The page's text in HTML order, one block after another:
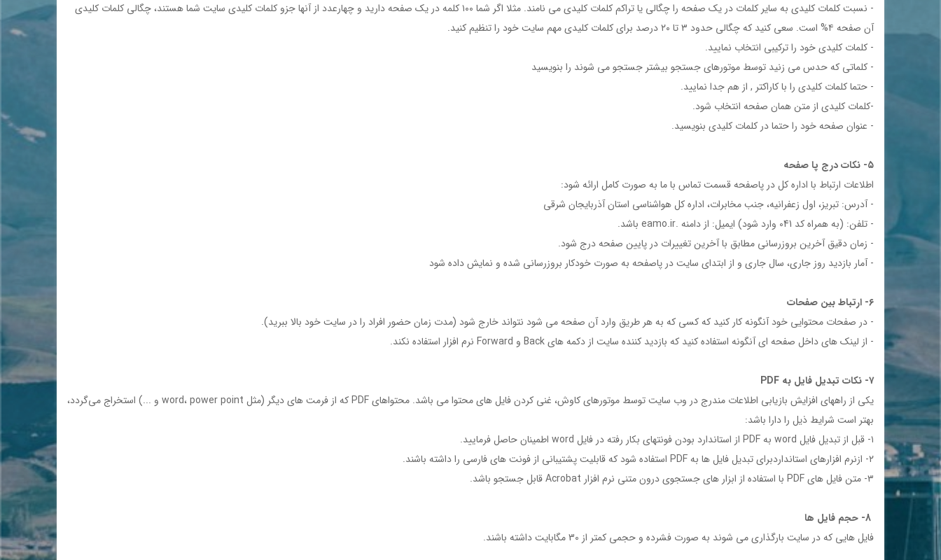
- نسبت كلمات كليدي به ساير كلمات در يك صفحه را چگالي يا تراكم كلمات كليدي مي نامند. مثلا اگر شما ۱۰۰ كلمه در يك صفحه داريد و چهارعدد از آنها جزو كلمات كليدي سايت شما هستند، چگالي كلمات كليدي
آن صفحه ۴% است. سعي كنيد كه چگالي حدود ۳ تا ۲۰ درصد براي كلمات كليدي مهم سايت خود را تنظيم كنيد.
- كلمات كليدي خود را تركيبي انتخاب نماييد.
- كلماتي كه حدس مي زنيد توسط موتورهاي جستجو بيشتر جستجو مي شوند را بنويسيد
- حتما كلمات كليدي را با كاراكتر , از هم جدا نماييد.
-كلمات كليدي از متن همان صفحه انتخاب شود.
- عنوان صفحه خود را حتما در كلمات كليدي بنويسيد.
۵- نكات درج پا صفحه
اطلاعات ارتباط با اداره کل در پاصفحه قسمت تماس با ما به صورت کامل ارائه شود:
- آدرس: تبريز، اول زعفرانيه، جنب مخابرات، اداره کل هواشناسی استان آذربايجان شرقي
- تلفن: (به همراه كد 041 وارد شود) ايميل: از دامنه .eamo.ir باشد.
- زمان دقیق آخرین بروزرسانی مطابق با آخرین تغییرات در پایین صفحه درج شود.
- آمار بازدید روز جاری، سال جاری و از ابتدای سایت در پاصفحه به صورت خودکار بروزرسانی شده و نمایش داده شود
۶- ارتباط بين صفحات
- در صفحات محتوايي خود آنگونه كار كنيد كه كسي كه به هر طريق وارد آن صفحه مي شود نتواند خارج شود (مدت زمان حضور افراد را در سايت خود بالا ببريد).
- از لينك هاي داخل صفحه اي آنگونه استفاده كنيد كه بازديد كننده سايت از دكمه هاي Back و Forward نرم افزار استفاده نكند.
۷- نكات تبديل فايل به PDF
يكي از راههاي افزايش بازيابي اطلاعات مندرج در وب سايت توسط موتورهاي كاوش، غني كردن فايل هاي محتوا مي باشد. محتواهاي PDF كه از فرمت هاي ديگر (مثل word، power point و ...) استخراج مي‌گردد،
بهتر است شرايط ذيل را دارا باشد:
۱- قبل از تبديل فايل word به PDF از استاندارد بودن فونتهاي بكار رفته در فايل word اطمينان حاصل فرماييد.
۲- ازنرم افزارهاي استانداردبراي تبديل فايل ها به PDF استفاده شود كه قابليت پشتيباني از فونت هاي فارسي را داشته باشند.
۳- متن فايل هاي PDF با استفاده از ابزار هاي جستجوي درون متني نرم افزار Acrobat قابل جستجو باشد.
فايل هايي كه در سايت بارگذاري مي شوند به صورت فشرده و حجمي كمتر از 30 مگابايت داشته باشند.